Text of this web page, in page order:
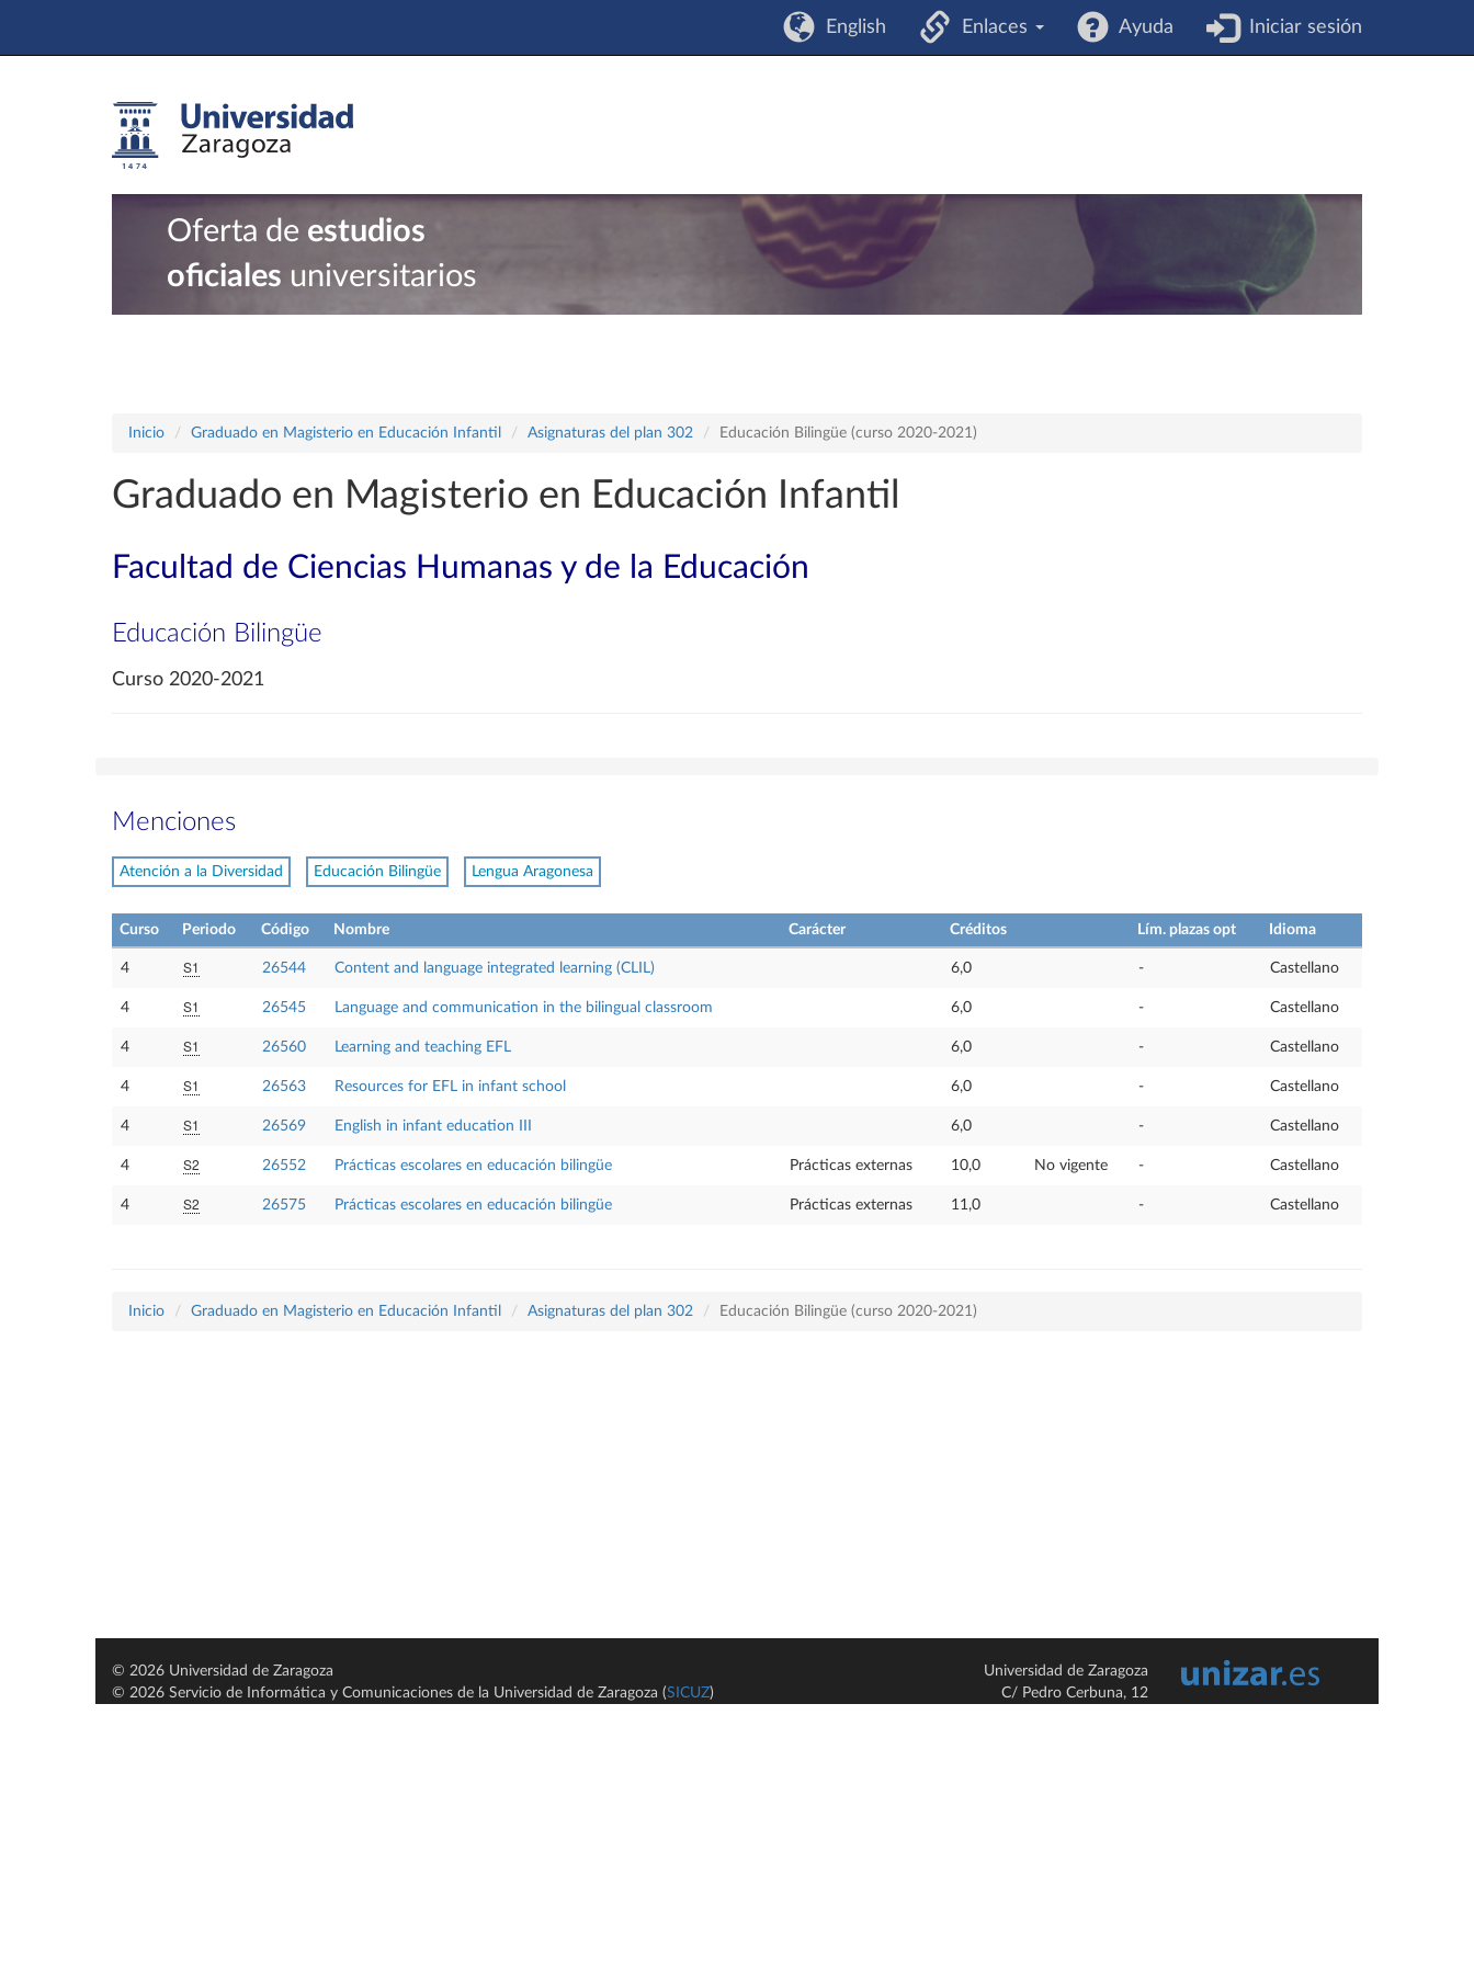
English Enlaces Ayuda Iniciar sesión
Oferta de estudios
oficiales universitarios
Inicio Graduado en Magisterio en Educación Infantil Asignaturas del plan 302 Educación Bilingüe (curso 2020-2021)
Graduado en Magisterio en Educación Infantil
Facultad de Ciencias Humanas y de la Educación
Educación Bilingüe
Curso 2020-2021
Menciones
Atención a la Diversidad Educación Bilingüe Lengua Aragonesa
Curso Periodo Código Nombre Carácter Créditos Lím. plazas opt Idioma
4 S1 26544 Content and language integrated learning (CLIL) 6,0 - Castellano
4 S1 26545 Language and communication in the bilingual classroom 6,0 - Castellano
4 S1 26560 Learning and teaching EFL 6,0 - Castellano
4 S1 26563 Resources for EFL in infant school 6,0 - Castellano
4 S1 26569 English in infant education III 6,0 - Castellano
4 S2 26552 Prácticas escolares en educación bilingüe Prácticas externas 10,0 No vigente - Castellano
4 S2 26575 Prácticas escolares en educación bilingüe Prácticas externas 11,0 - Castellano
Inicio Graduado en Magisterio en Educación Infantil Asignaturas del plan 302 Educación Bilingüe (curso 2020-2021)
© 2026 Universidad de Zaragoza
© 2026 Servicio de Informática y Comunicaciones de la Universidad de Zaragoza (SICUZ)
Universidad de Zaragoza
C/ Pedro Cerbuna, 12